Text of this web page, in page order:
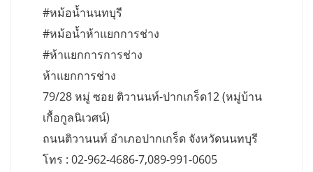
#หม้อน้ำนนทบุรี
#หม้อน้ำห้าแยกการช่าง
#ห้าแยกการการช่าง
ห้าแยกการช่าง
79/28 หมู่ ซอย ติวานนท์-ปากเกร็ด12 (หมู่บ้าน
เกื้อกูลนิเวศน์)
ถนนติวานนท์ อำเภอปากเกร็ด จังหวัดนนทบุรี
โทร : 02-962-4686-7,089-991-0605